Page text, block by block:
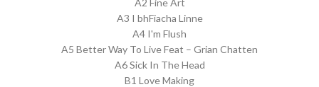
A2 Fine Art
A3 I bhFiacha Linne
A4 I'm Flush
A5 Better Way To Live Feat – Grian Chatten
A6 Sick In The Head
B1 Love Making